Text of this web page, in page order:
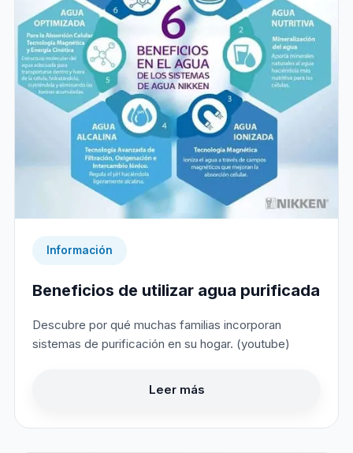
Información
Beneficios de utilizar agua purificada
Descubre por qué muchas familias incorporan
sistemas de purificación en su hogar. (youtube)
Leer más